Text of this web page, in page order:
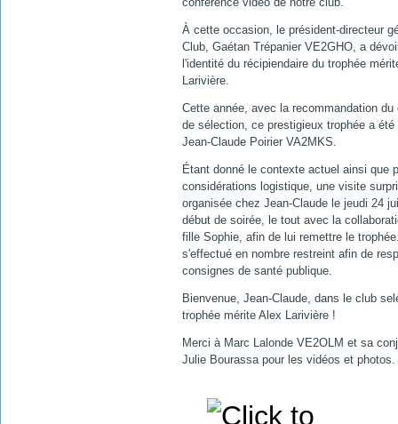
À cette occasion, le président-directeur
Club, Gaétan Trépanier VE2GHO, a
l'identité du récipiendaire du trophée
Larivière.
Cette année, avec la recommandation du
de sélection, ce prestigieux trophée a été
Jean-Claude Poirier VA2MKS.
Étant donné le contexte actuel ainsi que
considérations logistique, une visite
organisée chez Jean-Claude le jeudi 24
début de soirée, le tout avec la
fille Sophie, afin de lui remettre le
s'effectué en nombre restreint afin de
consignes de santé publique.
Bienvenue, Jean-Claude, dans le club
trophée mérite Alex Larivière !
Merci à Marc Lalonde VE2OLM et sa
Julie Bourassa pour les vidéos et photos.